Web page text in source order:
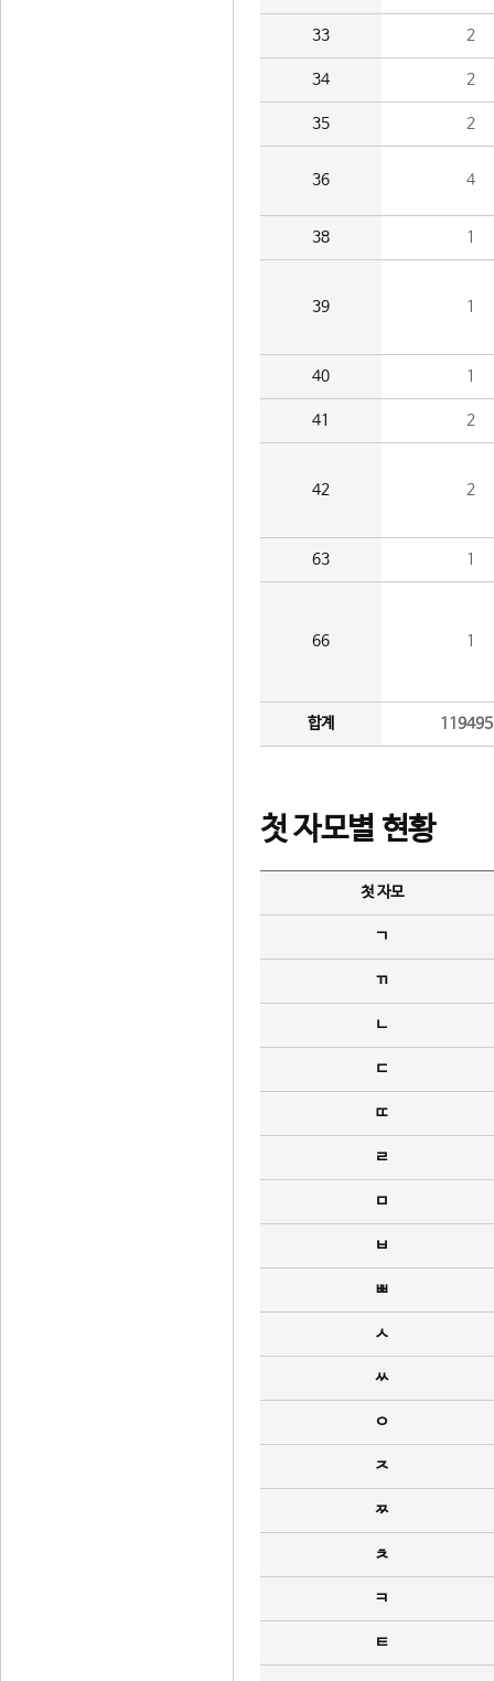
33 2
34 2
35 2
36 4
38 1
39 1
40 1
41 2
42 2
63 1
66 1
합계
첫 자모별 현황
첫 자모
ㄱ
ㄲ
ㄴ
ㄷ
ㄸ
ㄹ
ㅁ
ㅂ
ㅃ
ㅅ
ㅆ
ㅇ
ㅈ
ㅉ
ㅊ
ㅋ
ㅌ